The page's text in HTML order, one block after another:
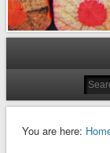
You are here: